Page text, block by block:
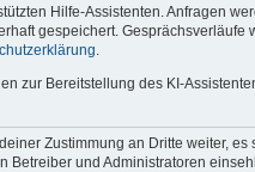
Hilfe-Assistenten. Anfragen
gespeichert. Gesprächsverläufe
zur Bereitstellung des KI-
Zustimmung an Dritte weiter,
Betreiber und Administratoren